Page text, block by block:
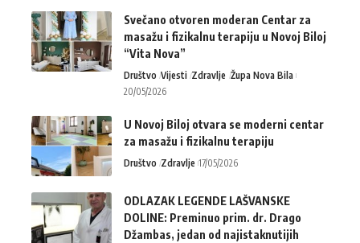
Svečano otvoren moderan Centar za
masažu i fizikalnu terapiju u Novoj Biloj
“Vita Nova”
Društvo Vijesti Zdravlje Župa Nova Bila
20/05/2026
U Novoj Biloj otvara se moderni centar
za masažu i fizikalnu terapiju
Društvo Zdravlje 17/05/2026
ODLAZAK LEGENDE LAŠVANSKE
DOLINE: Preminuo prim. dr. Drago
Džambas, jedan od najistaknutijih